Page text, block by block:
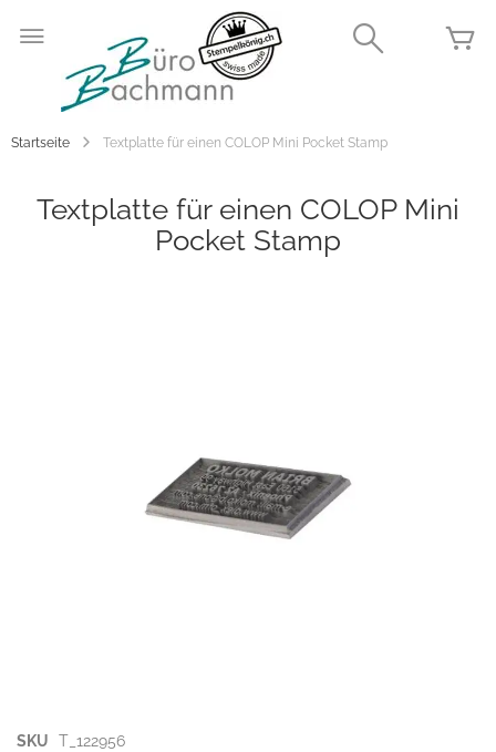
Zum
Inhalt
springen
Startseite Textplatte für einen COLOP Mini Pocket Stamp
Textplatte für einen COLOP Mini
Pocket Stamp
Zum
SKU T_122956